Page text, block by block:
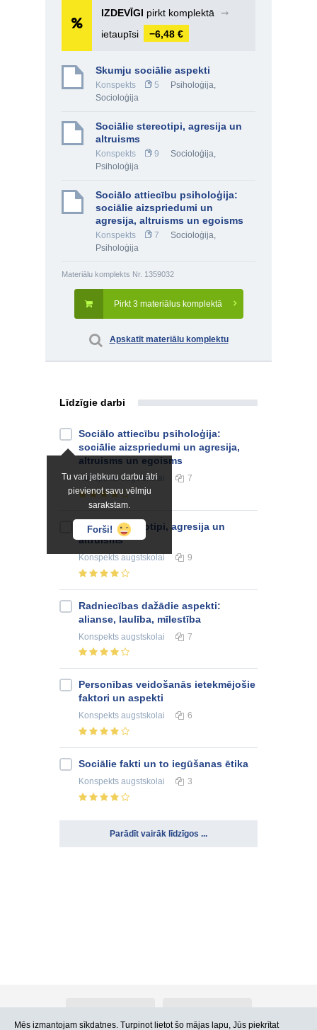
IZDEVĪGI pirkt komplektā
➞
ietaupīsi
−6,48 €
Skumju sociālie aspekti
Konspekts 5 Psiholoģija,
Socioloģija
Sociālie stereotipi, agresija un
altruisms
Konspekts 9 Socioloģija,
Psiholoģija
Sociālo attiecību psiholoģija:
sociālie aizspriedumi un
agresija, altruisms un egoisms
Konspekts 7 Socioloģija,
Psiholoģija
Materiālu komplekts Nr. 1359032
Pirkt 3 materiālus komplektā
Apskatīt materiālu komplektu
Līdzīgie darbi
Tu vari jebkuru darbu ātri
pievienot savu vēlmju
sarakstam.
Forši!
Sociālo attiecību psiholoģija:
sociālie aizspriedumi un agresija,
altruisms un egoisms
Konspekts augstskolai 7
Sociālie stereotipi, agresija un
altruisms
Konspektsaugstskolai 9
Radniecības dažādie aspekti:
alianse, laulība, mīlestība
Konspekts augstskolai 7
Personības veidošanās ietekmējošie
faktori un aspekti
Konspekts augstskolai 6
Sociālie fakti un to iegūšanas ētika
Konspekts augstskolai 3
Parādīt vairāk līdzīgos ...
Mēs izmantojam sīkdatnes. Turpinot lietot šo mājas lapu, Jūs piekrītat